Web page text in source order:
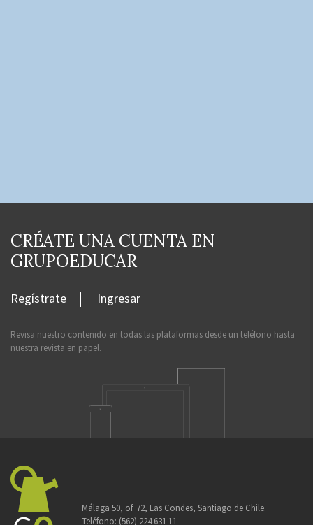
CRÉATE UNA CUENTA EN
GRUPOEDUCAR
Regístrate Ingresar
Revisa nuestro contenido en todas las plataformas desde un teléfono hasta
nuestra revista en papel.
Málaga 50, of. 72, Las Condes, Santiago de Chile.
Teléfono: (562) 224 631 11